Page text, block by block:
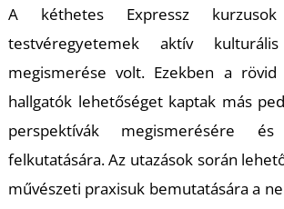
A kéthetes Expressz
testvéregyetemek aktív
megismerése volt. Ezekben a rövid
hallgatók lehetőséget kaptak más
perspektívák megismerésére
felkutatására. Az utazások során
művészeti praxisuk bemutatására a